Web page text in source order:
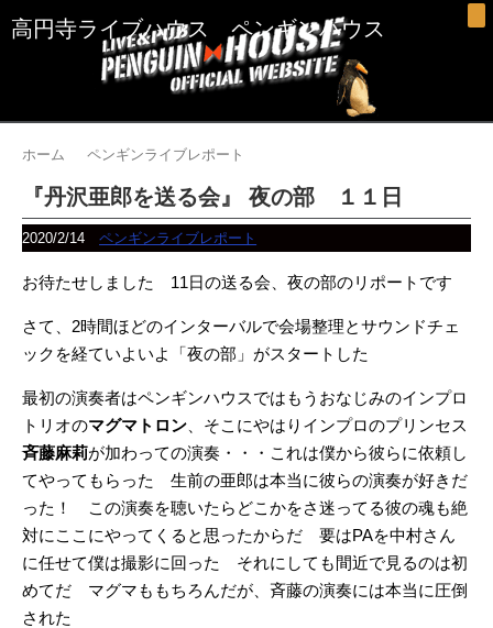
高円寺ライブハウス ペンギンハウス
ホーム ペンギンライブレポート
『丹沢亜郎を送る会』 夜の部 １１日
2020/2/14 ペンギンライブレポート
お待たせしました 11日の送る会、夜の部のリポートです
さて、2時間ほどのインターバルで会場整理とサウンドチェ
ックを経ていよいよ「夜の部」がスタートした
最初の演奏者はペンギンハウスではもうおなじみのインプロ
トリオのマグマトロン 、そこにやはりインプロのプリンセス
斉藤麻莉が加わっての演奏・・・これは僕から彼らに依頼し
てやってもらった 生前の亜郎は本当に彼らの演奏が好きだ
った！ この演奏を聴いたらどこかをさ迷ってる彼の魂も絶
対にここにやってくると思ったからだ 要はPAを中村さん
に任せて僕は撮影に回った それにしても間近で見るのは初
めてだ マグマももちろんだが、斉藤の演奏には本当に圧倒
された